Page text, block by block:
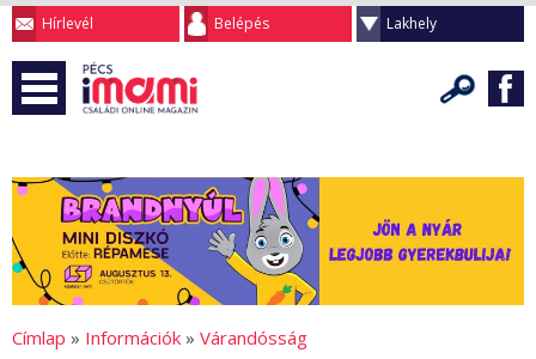
Hírlevél Belépés Lakhely
Címlap » Információk » Várandósság